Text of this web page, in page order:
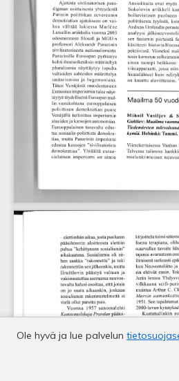
Ole hyvä ja lue palvelun